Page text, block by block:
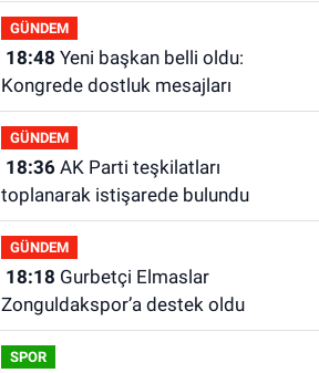
GÜNDEM
18:48
Kongrede dostluk mesajları
GÜNDEM
18:36AK Parti teşkilatları
toplanarak istişarede bulundu
GÜNDEM
18:18
Zonguldakspor’a destek oldu
SPOR